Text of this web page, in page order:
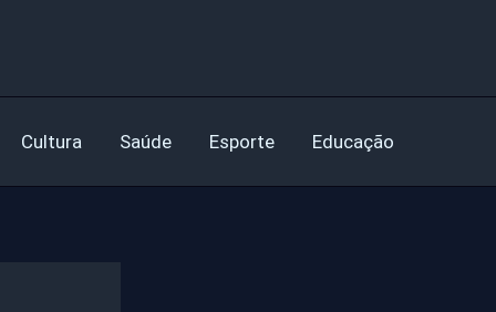
Cultura Saúde Esporte Educação